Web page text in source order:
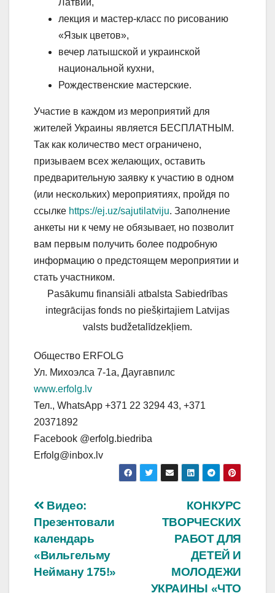
Латвии,
лекция и мастер-класс по рисованию
«Язык цветов»,
вечер латышской и украинской
национальной кухни,
Рождественские мастерские.
Участие в каждом из мероприятий для
жителей Украины является БЕСПЛАТНЫМ.
Так как количество мест ограничено,
призываем всех желающих, оставить
предварительную заявку к участию в одном
(или нескольких) мероприятиях, пройдя по
ссылке https://ej.uz/sajutilatviju. Заполнение
анкеты ни к чему не обязывает, но позволит
вам первым получить более подробную
информацию о предстоящем мероприятии и
стать участником.
Pasākumu finansiāli atbalsta Sabiedrības
integrācijas fonds no piešķirtajiem Latvijas
valsts budžetalīdzekļiem.
Общество ERFOLG
Ул. Михоэлса 7-1а, Даугавпилс
www.erfolg.lv
Тел., WhatsApp +371 22 3294 43, +371
20371892
Facebook @erfolg.biedriba
Erfolg@inbox.lv
Навигация
по
записям
КОНКУРС
ТВОРЧЕСКИХ
РАБОТ ДЛЯ
ДЕТЕЙ И
МОЛОДЕЖИ
УКРАИНЫ «ЧТО
Видео:
Презентовали
календарь
«Вильгельму
Нейману 175!»